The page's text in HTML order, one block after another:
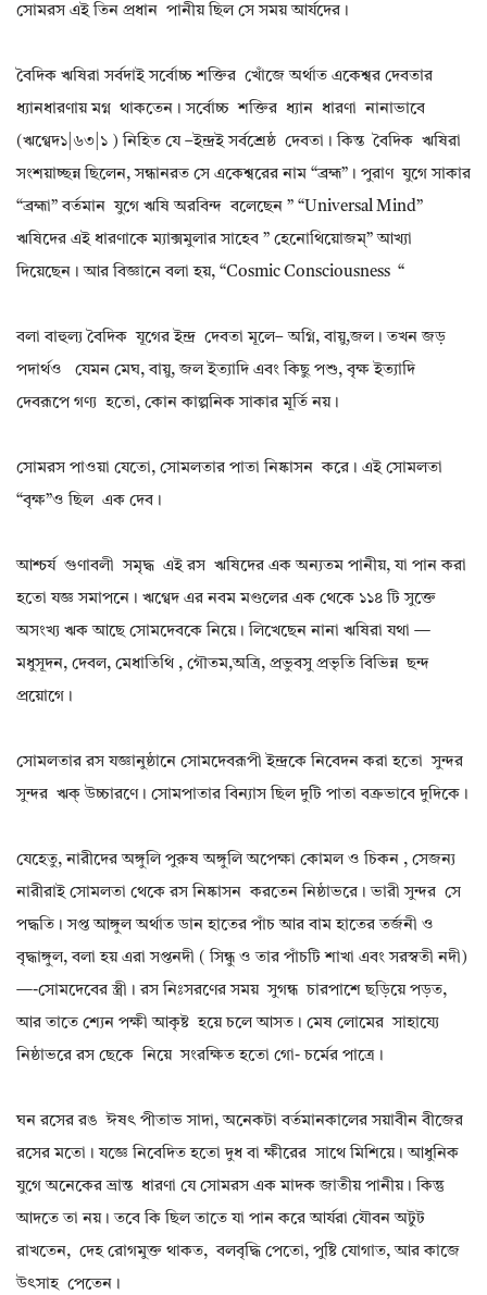
সোমরস এই তিন প্রধান পানীয় ছিল সে সময় আর্যদের।
বৈদিক ঋষিরা সর্বদাই সর্বোচ্চ শক্তির খোঁজে অর্থাত একেশ্বর দেবতার
ধ্যানধারণায় মগ্ন থাকতেন। সর্বোচ্চ শক্তির ধ্যান ধারণা নানাভাবে
(ঋগ্বেদ১|৬৩|১ ) নিহিত যে –ইন্দ্রই সর্বশ্রেষ্ঠ দেবতা। কিন্ত বৈদিক ঋষিরা
সংশয়াচ্ছন্ন ছিলেন, সন্ধানরত সে একেশ্বরের নাম “ব্রহ্ম”। পুরাণ যুগে সাকার
“ব্রহ্মা” বর্তমান যুগে ঋষি অরবিন্দ বলেছেন ” “universal Mind”
ঋষিদের এই ধারণাকে ম্যাক্সমুলার সাহেব ” হেনোথিয়োজম্” আখ্যা
দিয়েছেন। আর বিজ্ঞানে বলা হয়, “cosmic Consciousness “
বলা বাহুল্য বৈদিক যূগের ইন্দ্র দেবতা মূলে– অগ্নি, বায়ু,জল। তখন জড়
পদার্থও যেমন মেঘ, বায়ু, জল ইত্যাদি এবং কিছু পশু, বৃক্ষ ইত্যাদি
দেবরূপে গণ্য হতো, কোন কাল্পনিক সাকার মূর্তি নয়।
সোমরস পাওয়া যেতো, সোমলতার পাতা নিষ্কাসন করে। এই সোমলতা
“বৃক্ষ”ও ছিল এক দেব।
আশ্চর্য গুণাবলী সমৃদ্ধ এই রস ঋষিদের এক অন্যতম পানীয়, যা পান করা
হতো যজ্ঞ সমাপনে। ঋগ্বেদ এর নবম মণ্ডলের এক থেকে ১১৪ টি সুক্তে
অসংখ্য ঋক আছে সোমদেবকে নিয়ে। লিখেছেন নানা ঋষিরা যথা —
মধুসূদন, দেবল, মেধাতিথি , গৌতম,অত্রি, প্রভুবসু প্রভৃতি বিভিন্ন ছন্দ
প্রয়োগে।
সোমলতার রস যজ্ঞানুষ্ঠানে সোমদেবরূপী ইন্দ্রকে নিবেদন করা হতো সুন্দর
সুন্দর ঋক্ উচ্চারণে। সোমপাতার বিন্যাস ছিল দুটি পাতা বক্রভাবে দুদিকে।
যেহেতু, নারীদের অঙ্গুলি পুরুষ অঙ্গুলি অপেক্ষা কোমল ও চিকন , সেজন্য
নারীরাই সোমলতা থেকে রস নিষ্কাসন করতেন নিষ্ঠাভরে। ভারী সুন্দর সে
পদ্ধতি। সপ্ত আঙ্গুল অর্থাত ডান হাতের পাঁচ আর বাম হাতের তর্জনী ও
বৃদ্ধাঙ্গুল, বলা হয় এরা সপ্তনদী ( সিন্ধু ও তার পাঁচটি শাখা এবং সরস্বতী নদী)
—-সোমদেবের স্ত্রী। রস নিঃসরণের সময় সুগন্ধ চারপাশে ছড়িয়ে পড়ত,
আর তাতে শ্যেন পক্ষী আকৃষ্ট হয়ে চলে আসত। মেষ লোমের সাহায্যে
নিষ্ঠাভরে রস ছেকে নিয়ে সংরক্ষিত হতো গো- চর্মের পাত্রে।
ঘন রসের রঙ ঈষৎ পীতাভ সাদা, অনেকটা বর্তমানকালের সয়াবীন বীজের
রসের মতো। যজ্ঞে নিবেদিত হতো দুধ বা ক্ষীরের সাথে মিশিয়ে। আধুনিক
যুগে অনেকের ভ্রান্ত ধারণা যে সোমরস এক মাদক জাতীয় পানীয়। কিন্তু
আদতে তা নয়। তবে কি ছিল তাতে যা পান করে আর্যরা যৌবন অটুট
রাখতেন, দেহ রোগমুক্ত থাকত, বলবৃদ্ধি পেতো, পুষ্টি যোগাত, আর কাজে
উৎসাহ পেতেন।